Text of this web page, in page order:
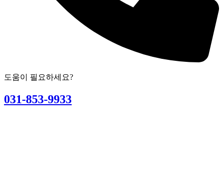
도움이 필요하세요?
031-853-9933